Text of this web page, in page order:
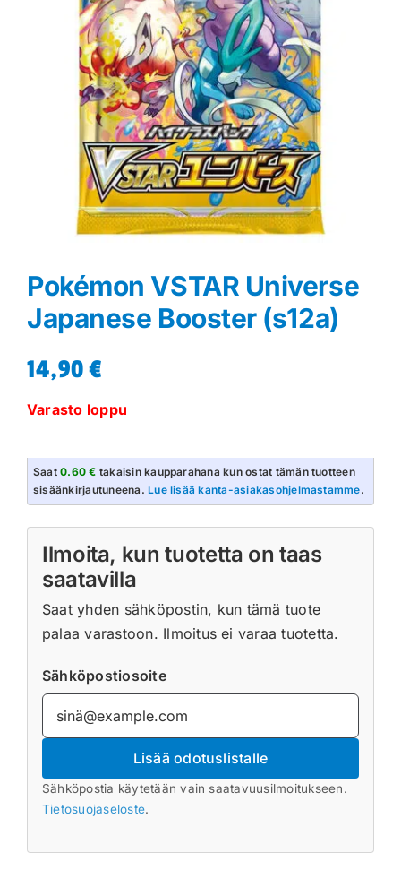
Greidauspalvelu
Pokémon VSTAR Universe
Japanese Booster (s12a)
14,90€
Varasto loppu
Saat0.60 € takaisin kaupparahana kun ostat tämän tuotteen
sisäänkirjautuneena.Lue lisää kanta-asiakasohjelmastamme.
Ilmoita, kun tuotetta on taas
saatavilla
Saat yhden sähköpostin, kun tämä tuote
palaa varastoon. Ilmoitus ei varaa tuotetta.
Sähköpostiosoite
Lisää odotuslistalle
Sähköpostia käytetään vain saatavuusilmoitukseen.
Tietosuojaseloste.